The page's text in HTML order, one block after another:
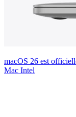
macOS 26 est
Mac Intel